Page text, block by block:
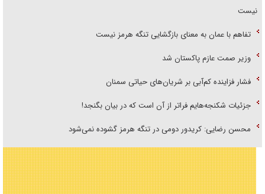
نیست
تفاهم با عمان به معنای بازگشایی تنگه هرمز نیست
وزیر صمت عازم پاکستان شد
فشار فزاینده کم‌آبی بر شریان‌های حیاتی سمنان
جزئیات شکنجه‌هایم فراتر از آن است که در بیان بگنجد!
محسن رضایی: کریدور دومی در تنگه هرمز گشوده نمی‌شود